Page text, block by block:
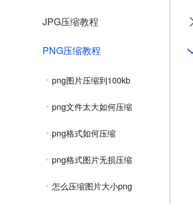
JPG压缩教程
PNG压缩教程
png图片压缩到100kb
png文件太大如何压缩
png格式如何压缩
png格式图片无损压缩
怎么压缩图片大小png